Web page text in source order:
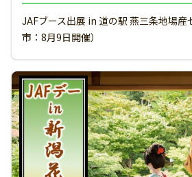
JAFブース出展 in 道の駅 燕三条地場産
市：8月9日開催）